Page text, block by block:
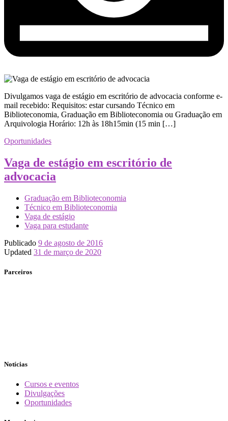
Divulgamos vaga de estágio em escritório de advocacia conforme e-
mail recebido: Requisitos: estar cursando Técnico em
Biblioteconomia, Graduação em Biblioteconomia ou Graduação em
Arquivologia Horário: 12h às 18h15min (15 min […]
Oportunidades
Vaga de estágio em escritório de
advocacia
Graduação em Biblioteconomia
Técnico em Biblioteconomia
Vaga de estágio
Vaga para estudante
Publicado 9 de agosto de 2016
Updated 31 de março de 2020
Parceiros
Notícias
Cursos e eventos
Divulgações
Oportunidades